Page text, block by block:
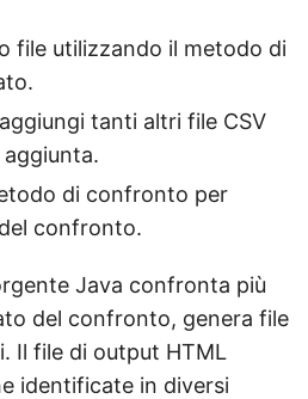
file utilizzando il metodo di
tanti altri file CSV
di confronto per
confronto.
Java confronta più
del confronto, genera file
Il file di output HTML
identificate in diversi